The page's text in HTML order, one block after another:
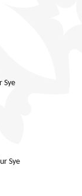
Sye
Sye